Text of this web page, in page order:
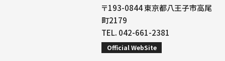
〒193-0844 東京都八王子市高尾
町2179
TEL. 042-661-2381
Official WebSite